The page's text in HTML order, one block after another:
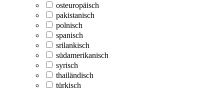
osteuropäisch
pakistanisch
polnisch
spanisch
srilankisch
südamerikanisch
syrisch
thailändisch
türkisch